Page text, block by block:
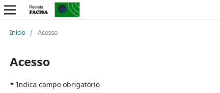
Início / Acesso
Acesso
* Indica campo obrigatório